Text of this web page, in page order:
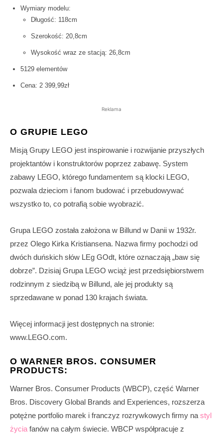
Wymiary modelu:
Długość: 118cm
Szerokość: 20,8cm
Wysokość wraz ze stacją: 26,8cm
5129 elementów
Cena: 2 399,99zł
Reklama
O GRUPIE LEGO
Misją Grupy LEGO jest inspirowanie i rozwijanie przyszłych
projektantów i konstruktorów poprzez zabawę. System
zabawy LEGO, którego fundamentem są klocki LEGO,
pozwala dzieciom i fanom budować i przebudowywać
wszystko to, co potrafią sobie wyobrazić.
Grupa LEGO została założona w Billund w Danii w 1932r.
przez Olego Kirka Kristiansena. Nazwa firmy pochodzi od
dwóch duńskich słów LEg GOdt, które oznaczają „baw się
dobrze”. Dzisiaj Grupa LEGO wciąż jest przedsiębiorstwem
rodzinnym z siedzibą w Billund, ale jej produkty są
sprzedawane w ponad 130 krajach świata.
Więcej informacji jest dostępnych na stronie:
www.LEGO.com.
O WARNER BROS. CONSUMER
PRODUCTS:
Warner Bros. Consumer Products (WBCP), część Warner
Bros. Discovery Global Brands and Experiences, rozszerza
potężne portfolio marek i franczyz rozrywkowych firmy na styl
życia fanów na całym świecie. WBCP współpracuje z